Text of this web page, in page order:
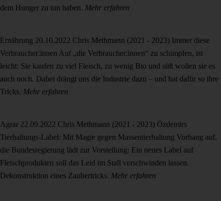
dem Hunger zu tun haben. Mehr erfahren
Ernährung 20.10.2022 Chris Methmann (2021 - 2023) Immer diese
Verbraucher:innen Auf „die Verbraucher:innen“ zu schimpfen, ist
leicht: Sie kaufen zu viel Fleisch, zu wenig Bio und süß wollen sie es
auch noch. Dabei drängt uns die Industrie dazu – und hat dafür so ihre
Tricks. Mehr erfahren
Agrar 22.09.2022 Chris Methmann (2021 - 2023) Özdemirs
Tierhaltungs-Label: Mit Magie gegen Massentierhaltung Vorhang auf,
die Bundesregierung lädt zur Vorstellung: Ein neues Label auf
Fleischprodukten soll das Leid im Stall verschwinden lassen.
Dekonstruktion eines Zaubertricks. Mehr erfahren